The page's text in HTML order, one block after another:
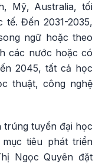
Mỹ, Australia, tối
Đến 2031-2035,
ngữ hoặc theo
các nước hoặc có
2045, tất cả học
thuật, công nghệ
trúng tuyển đại học
tiêu phát triển
Ngọc Quyên đặt